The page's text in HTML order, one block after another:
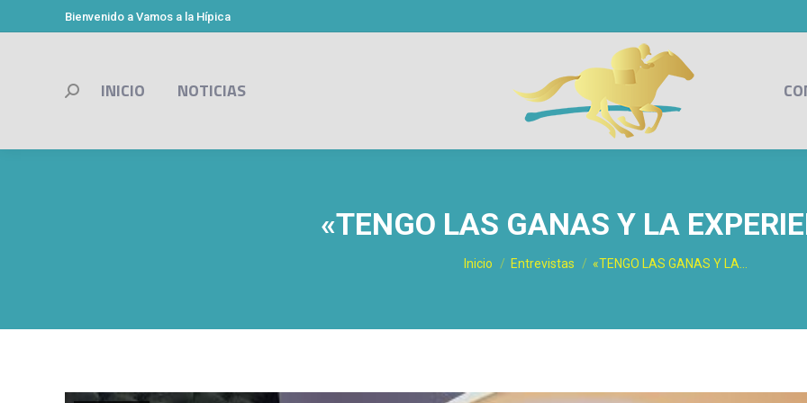
Bienvenido a Vamos a la Hípica
INICIO NOTICIAS
Buscar:
«TENGO LAS GANAS Y LA
Estás aquí:
Inicio Entrevistas «TENGO LAS GANAS Y LA…